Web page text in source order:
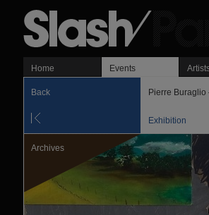
Home Events
Back Pierre
Exhibition
Archives